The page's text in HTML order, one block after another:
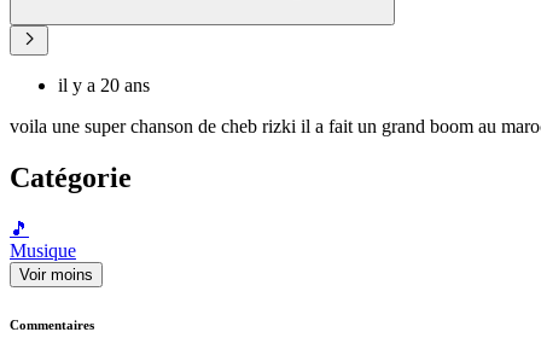
il y a 20 ans
voila une super chanson de cheb rizki il a fait un grand boom au
Catégorie
🎵
Musique
Voir moins
Commentaires